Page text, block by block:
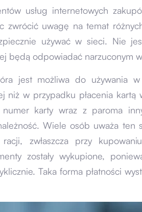
usług internetowych
zwrócić uwagę na temat
używać w sieci. Nie
będą odpowiadać narzuconym
jest możliwa do używania
niż w przypadku płacenia
karty wraz z paroma
Wiele osób uważa ten
zwłaszcza przy
zostały wykupione,
Taka forma płatności